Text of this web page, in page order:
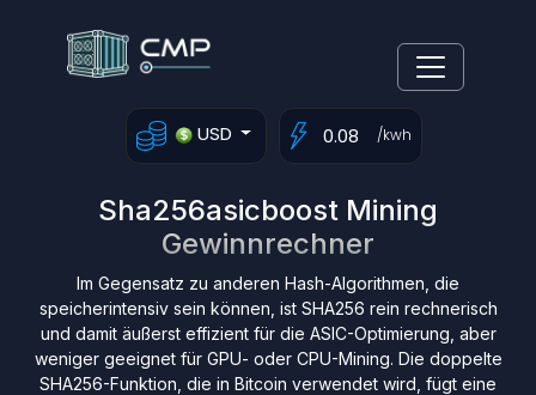
USD /kwh
Sha256asicboost Mining
Gewinnrechner
Im Gegensatz zu anderen Hash-Algorithmen, die
speicherintensiv sein können, ist SHA256 rein rechnerisch
und damit äußerst effizient für die ASIC-Optimierung, aber
weniger geeignet für GPU- oder CPU-Mining. Die doppelte
SHA256-Funktion, die in Bitcoin verwendet wird, fügt eine